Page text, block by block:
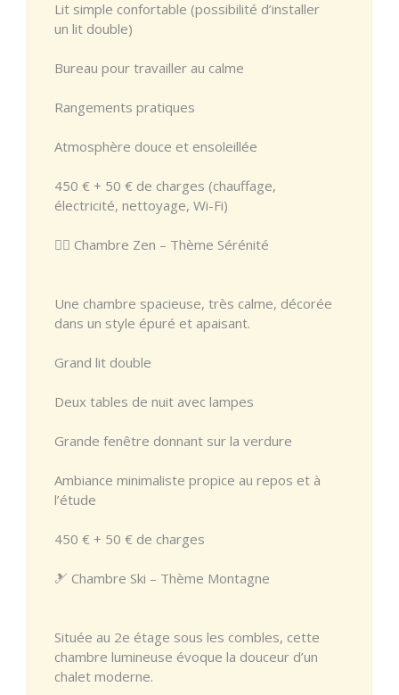
Lit simple confortable (possibilité d’installer
un lit double)
Bureau pour travailler au calme
Rangements pratiques
Atmosphère douce et ensoleillée
450 € + 50 € de charges (chauffage,
électricité, nettoyage, Wi-Fi)
🧘‍♂️ Chambre Zen – Thème Sérénité
Une chambre spacieuse, très calme, décorée
dans un style épuré et apaisant.
Grand lit double
Deux tables de nuit avec lampes
Grande fenêtre donnant sur la verdure
Ambiance minimaliste propice au repos et à
l’étude
450 € + 50 € de charges
🎿 Chambre Ski – Thème Montagne
Située au 2e étage sous les combles, cette
chambre lumineuse évoque la douceur d’un
chalet moderne.